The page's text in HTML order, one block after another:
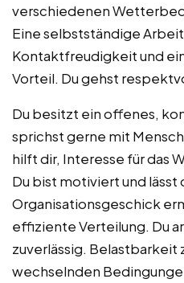
verschiedenen
Eine selbstständige
Kontaktfreudigkeit und
Vorteil. Du gehst
Du besitzt ein offenes,
sprichst gerne mit
hilft dir, Interesse für das
Du bist motiviert und
Organisationsgeschick
effiziente Verteilung. Du
zuverlässig. Belastbarkeit
wechselnden